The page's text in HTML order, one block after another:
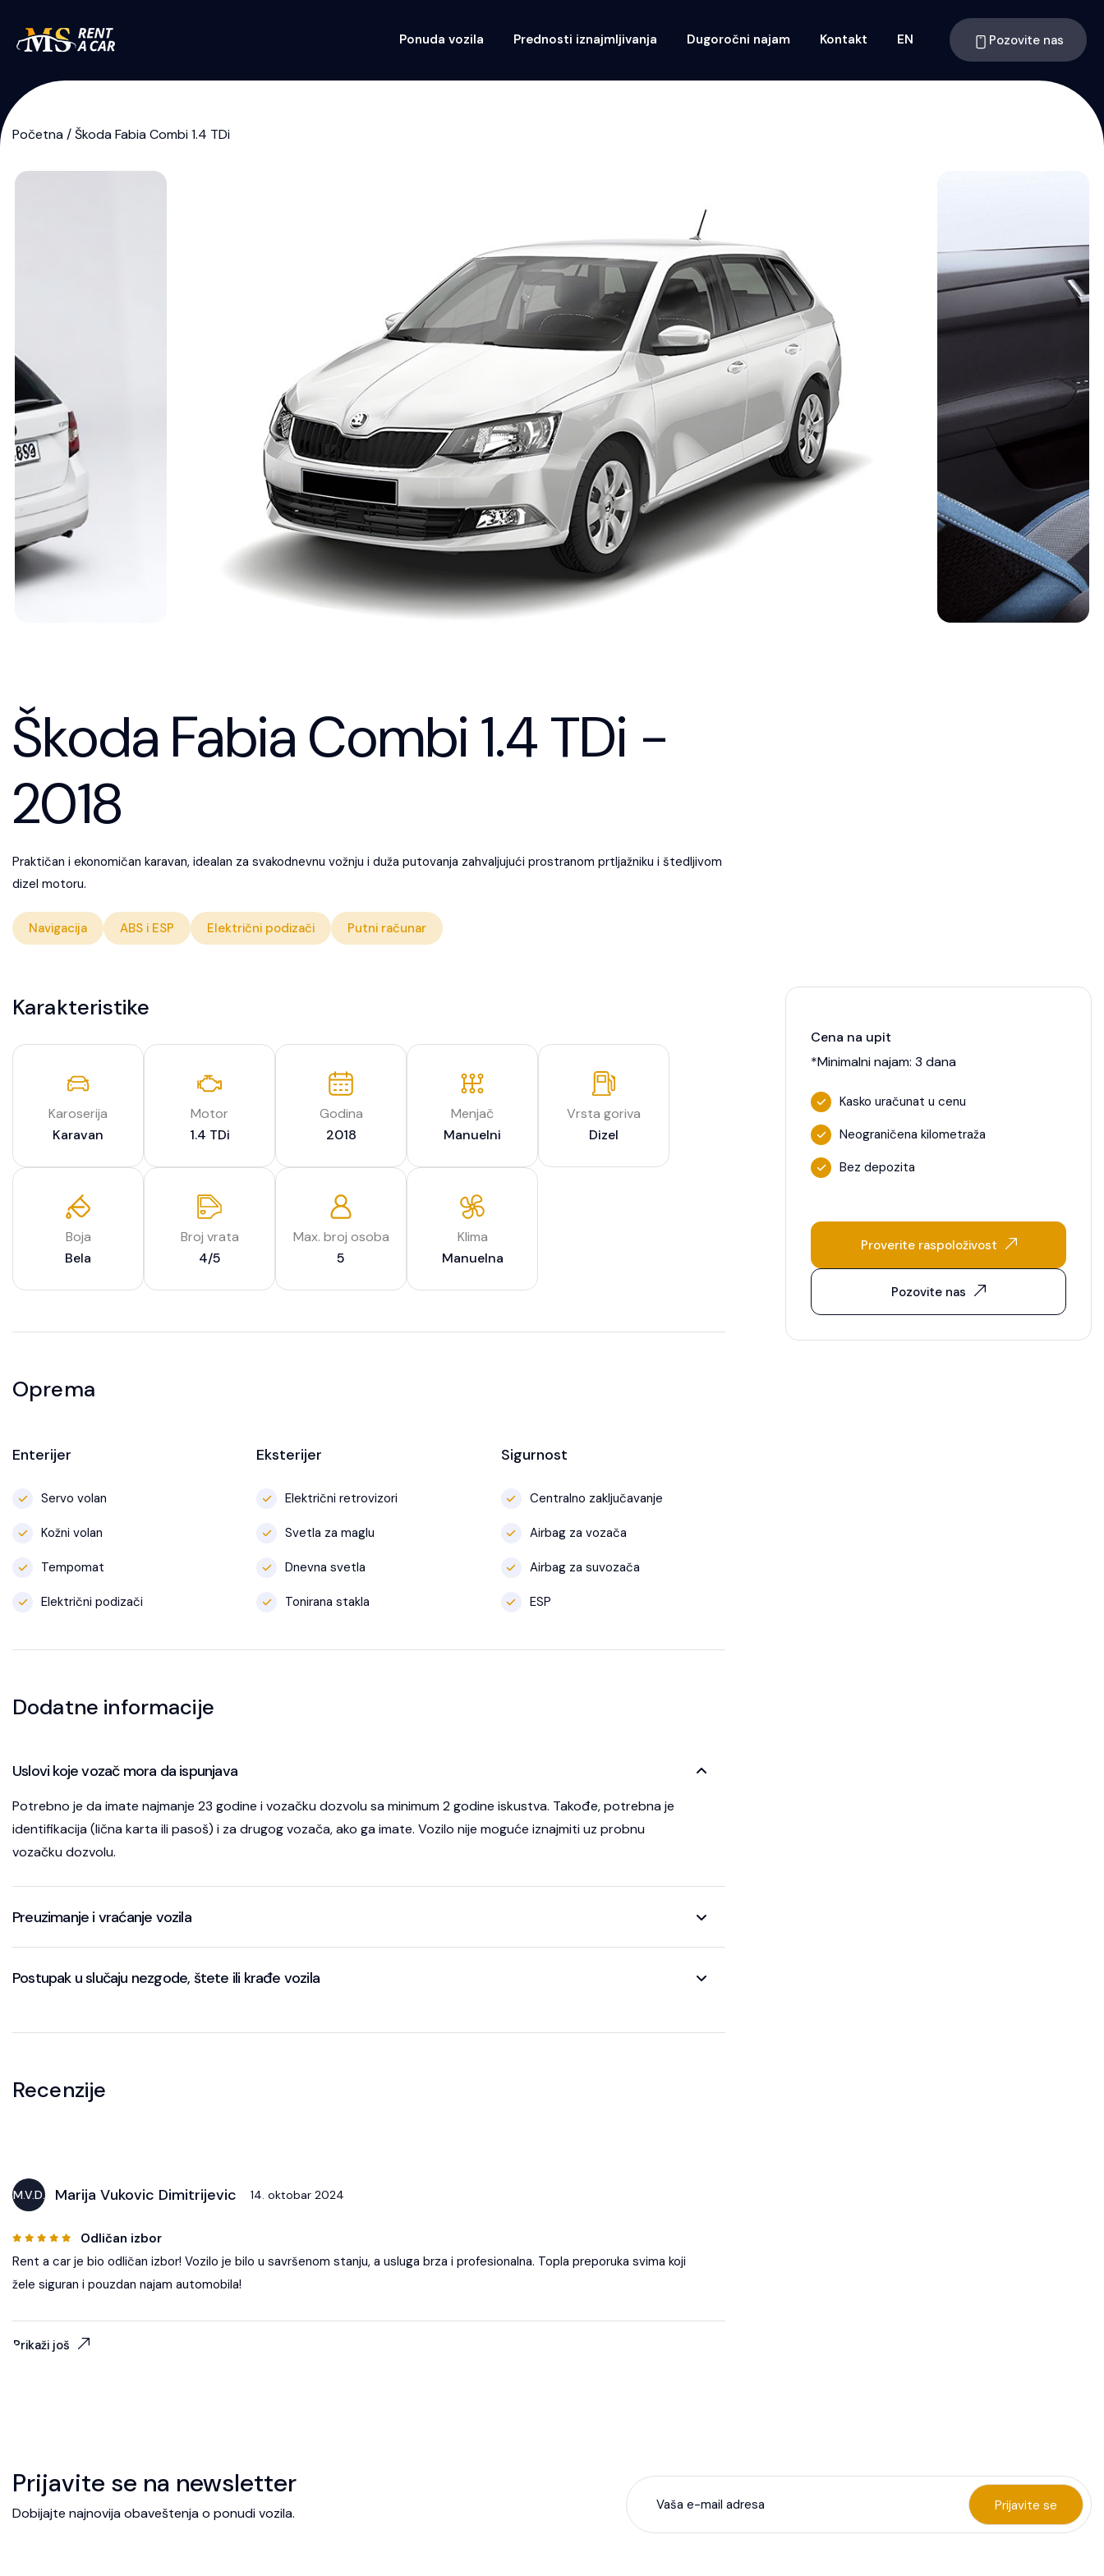
Ponuda vozila Prednosti iznajmljivanja Dugoročni najam Kontakt EN Pozovite nas
Početna/Škoda Fabia Combi 1.4 TDi
Škoda Fabia Combi 1.4 TDi -
2018
Praktičan i ekonomičan karavan, idealan za svakodnevnu vožnju i duža putovanja zahvaljujući prostranom prtljažniku i štedljivom
dizel motoru.
Navigacija ABS i ESP Električni podizači Putni računar
Karakteristike
Karoserija
Karavan
Motor
1.4 TDi
Godina
2018
Menjač
Manuelni
Vrsta goriva
Dizel
Boja
Bela
Broj vrata
4/5
Max. broj osoba
5
Klima
Manuelna
Oprema
Enterijer
Servo volan
Kožni volan
Tempomat
Električni podizači
Eksterijer
Električni retrovizori
Svetla za maglu
Dnevna svetla
Tonirana stakla
Sigurnost
Centralno zaključavanje
Airbag za vozača
Airbag za suvozača
ESP
Dodatne informacije
Uslovi koje vozač mora da ispunjava
Potrebno je da imate najmanje 23 godine i vozačku dozvolu sa minimum 2 godine iskustva. Takođe, potrebna je
identifikacija (lična karta ili pasoš) i za drugog vozača, ako ga imate. Vozilo nije moguće iznajmiti uz probnu
vozačku dozvolu.
Preuzimanje i vraćanje vozila
Postupak u slučaju nezgode, štete ili krađe vozila
Recenzije
M.V.D. Marija Vukovic Dimitrijevic 14. oktobar 2024
Odličan izbor
Rent a car je bio odličan izbor! Vozilo je bilo u savršenom stanju, a usluga brza i profesionalna. Topla preporuka svima koji
žele siguran i pouzdan najam automobila!
Prikaži još
Cena na upit
*Minimalni najam: 3 dana
Kasko uračunat u cenu
Neograničena kilometraža
Bez depozita
Proverite raspoloživost
Pozovite nas
Prijavite se na newsletter
Dobijajte najnovija obaveštenja o ponudi vozila.